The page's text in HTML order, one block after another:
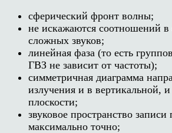
сферический фронт волны;
не искажаются соотношений в
сложных звуков;
линейная фаза (то есть
ГВЗ не зависит от частоты);
симметричная диаграмма
излучения и в вертикальной,
плоскости;
звуковое пространство записи
максимально точно;